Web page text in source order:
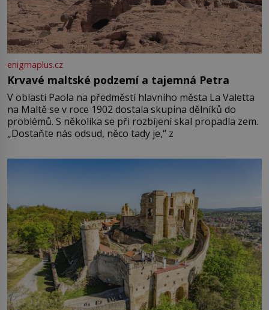
enigmaplus.cz
Krvavé maltské podzemí a tajemná Petra
V oblasti Paola na předměstí hlavního města La Valetta
na Maltě se v roce 1902 dostala skupina dělníků do
problémů. S několika se při rozbíjení skal propadla zem.
„Dostaňte nás odsud, něco tady je,“ z